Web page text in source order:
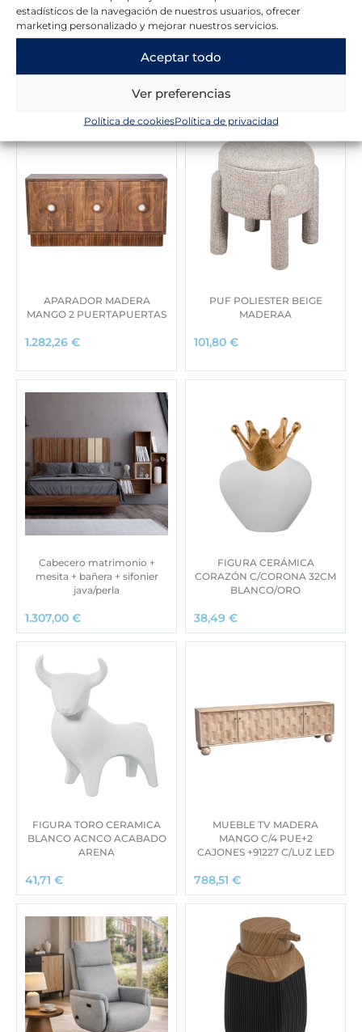
estadísticos de la navegación de nuestros usuarios, ofrecer
marketing personalizado y mejorar nuestros servicios.
Aceptar todo
Ver preferencias
Política de cookiesPolítica de privacidad
Novedades en la tienda
APARADOR MADERA
MANGO 2 PUERTAPUERTAS
1.282,26 €
PUF POLIESTER BEIGE
MADERAA
101,80 €
Cabecero matrimonio +
mesita + bañera + sifonier
java/perla
1.307,00 €
FIGURA CERÁMICA
CORAZÓN C/CORONA 32CM
BLANCO/ORO
38,49 €
FIGURA TORO CERAMICA
BLANCO ACNCO ACABADO
ARENA
41,71 €
MUEBLE TV MADERA
MANGO C/4 PUE+2
CAJONES +91227 C/LUZ LED
788,51 €